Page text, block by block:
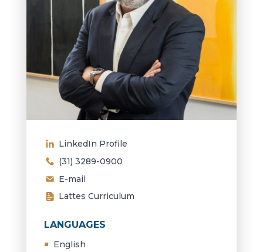
LinkedIn Profile
(31) 3289-0900
E-mail
Lattes Curriculum
LANGUAGES
English